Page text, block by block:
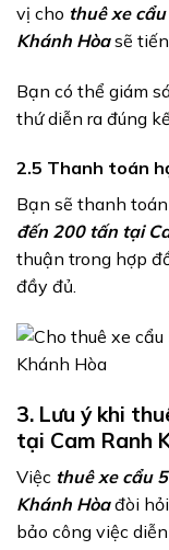
vị cho thuê xe
Khánh Hòasẽ
Bạn có thể giám
thứ diễn ra đúng
2.5 Thanh toán
Bạn sẽ thanh
đến 200 tấn tại
thuận trong hợp
đầy đủ.
3. Lưu ý khi
tại Cam Ranh
Việc thuê xe cẩu
Khánh Hòađòi
bảo công việc